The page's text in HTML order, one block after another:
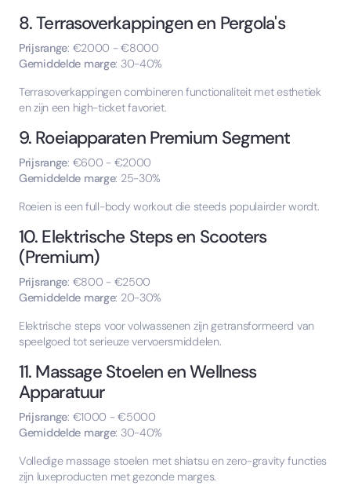
8. Terrasoverkappingen en Pergola's
Prijsrange: €2000 - €8000
Gemiddelde marge: 30-40%
Terrasoverkappingen combineren functionaliteit met esthetiek
en zijn een high-ticket favoriet.
9. Roeiapparaten Premium Segment
Prijsrange: €600 - €2000
Gemiddelde marge: 25-30%
Roeien is een full-body workout die steeds populairder wordt.
10. Elektrische Steps en Scooters
(Premium)
Prijsrange: €800 - €2500
Gemiddelde marge: 20-30%
Elektrische steps voor volwassenen zijn getransformeerd van
speelgoed tot serieuze vervoersmiddelen.
11. Massage Stoelen en Wellness
Apparatuur
Prijsrange: €1000 - €5000
Gemiddelde marge: 30-40%
Volledige massage stoelen met shiatsu en zero-gravity functies
zijn luxeproducten met gezonde marges.